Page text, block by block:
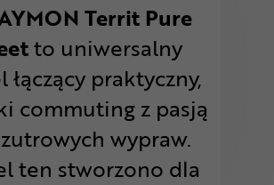
Territ Pure
to uniwersalny
łączący praktyczny,
commuting z pasją
wypraw.
ten stworzono dla